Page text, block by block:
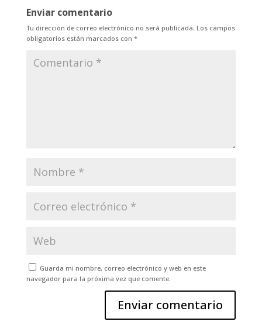
Enviar comentario
Tu dirección de correo electrónico no será publicada. Los campos
obligatorios están marcados con *
Guarda mi nombre, correo electrónico y web en este
navegador para la próxima vez que comente.